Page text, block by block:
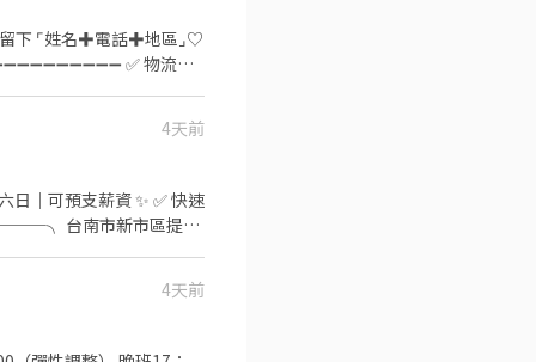
】 ✅加班：休假加
H ➜未加班$40,480 ✴️
$74,000】 ▃▃▃⚡大夜
H ➜最高可領
留下 ⌜姓名✚電話✚地區⌟♡
✅ 物流行
物流供應商及協助車輛調
4天前
預支薪資 ✨ ✅ 快速
4天前